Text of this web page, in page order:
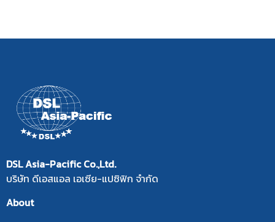
DSL Asia-Pacific Co.,Ltd.
บริษัท ดีเอสแอล เอเซีย-แปซิฟิก จำกัด
About